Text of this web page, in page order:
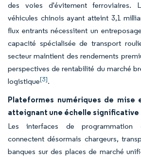
des voies d'évitement ferroviaires.
véhicules chinois ayant atteint 3,1
flux entrants nécessitent un
capacité spécialisée de transport
secteur maintient des rendements
perspectives de rentabilité du marché
logistique[3].
Plateformes numériques de
atteignant une échelle significative
Les interfaces de programmation
connectent désormais chargeurs,
banques sur des places de marché